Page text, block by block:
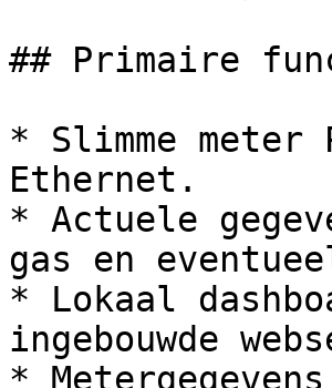
## Primaire
* Slimme
Ethernet.
* Actuele
gas en
* Lokaal
ingebouwde
*